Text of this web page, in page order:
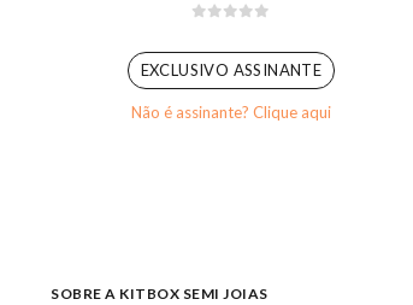
EXCLUSIVO ASSINANTE
Não é assinante? Clique aqui
SOBRE A KITBOX SEMI JOIAS